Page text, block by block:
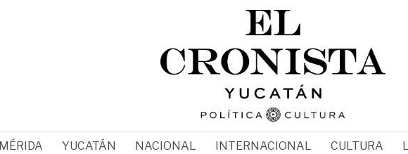
MÉRIDA YUCATÁN NACIONAL INTERNACIONAL CULTURA